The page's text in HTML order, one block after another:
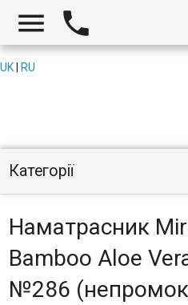
 
UK RU
Категорії
Наматрасник
Bamboo Aloe
№286